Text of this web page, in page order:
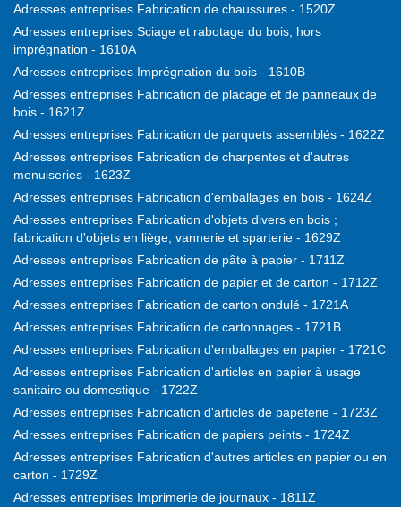
Adresses entreprises Fabrication de chaussures - 1520Z
Adresses entreprises Sciage et rabotage du bois, hors
imprégnation - 1610A
Adresses entreprises Imprégnation du bois - 1610B
Adresses entreprises Fabrication de placage et de panneaux de
bois - 1621Z
Adresses entreprises Fabrication de parquets assemblés - 1622Z
Adresses entreprises Fabrication de charpentes et d'autres
menuiseries - 1623Z
Adresses entreprises Fabrication d'emballages en bois - 1624Z
Adresses entreprises Fabrication d'objets divers en bois ;
fabrication d'objets en liège, vannerie et sparterie - 1629Z
Adresses entreprises Fabrication de pâte à papier - 1711Z
Adresses entreprises Fabrication de papier et de carton - 1712Z
Adresses entreprises Fabrication de carton ondulé - 1721A
Adresses entreprises Fabrication de cartonnages - 1721B
Adresses entreprises Fabrication d'emballages en papier - 1721C
Adresses entreprises Fabrication d'articles en papier à usage
sanitaire ou domestique - 1722Z
Adresses entreprises Fabrication d'articles de papeterie - 1723Z
Adresses entreprises Fabrication de papiers peints - 1724Z
Adresses entreprises Fabrication d'autres articles en papier ou en
carton - 1729Z
Adresses entreprises Imprimerie de journaux - 1811Z